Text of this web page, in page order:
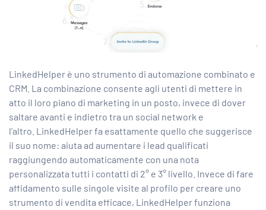
LinkedHelper è uno strumento di automazione combinato e
CRM. La combinazione consente agli utenti di mettere in
atto il loro piano di marketing in un posto, invece di dover
saltare avanti e indietro tra un social network e
l’altro. LinkedHelper fa esattamente quello che suggerisce
il suo nome: aiuta ad aumentare i lead qualificati
raggiungendo automaticamente con una nota
personalizzata tutti i contatti di 2° e 3° livello. Invece di fare
affidamento sulle singole visite al profilo per creare uno
strumento di vendita efficace, LinkedHelper funziona